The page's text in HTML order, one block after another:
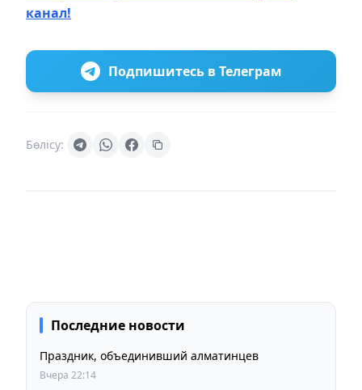
канал!
Подпишитесь в Телеграм
Бөлісу:
Последние новости
Праздник, объединивший алматинцев
Вчера 22:14